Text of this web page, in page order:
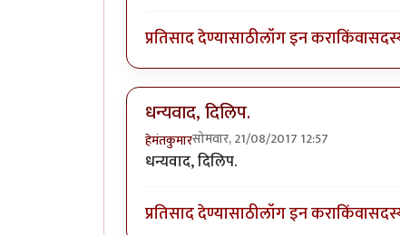
प्रतिसाद देण्यासाठीलॉग इन कराकिंवा
धन्यवाद, दिलिप.
हेमंतकुमारसोमवार, 21/08/2017 12:57
धन्यवाद, दिलिप.
प्रतिसाद देण्यासाठीलॉग इन कराकिंवा